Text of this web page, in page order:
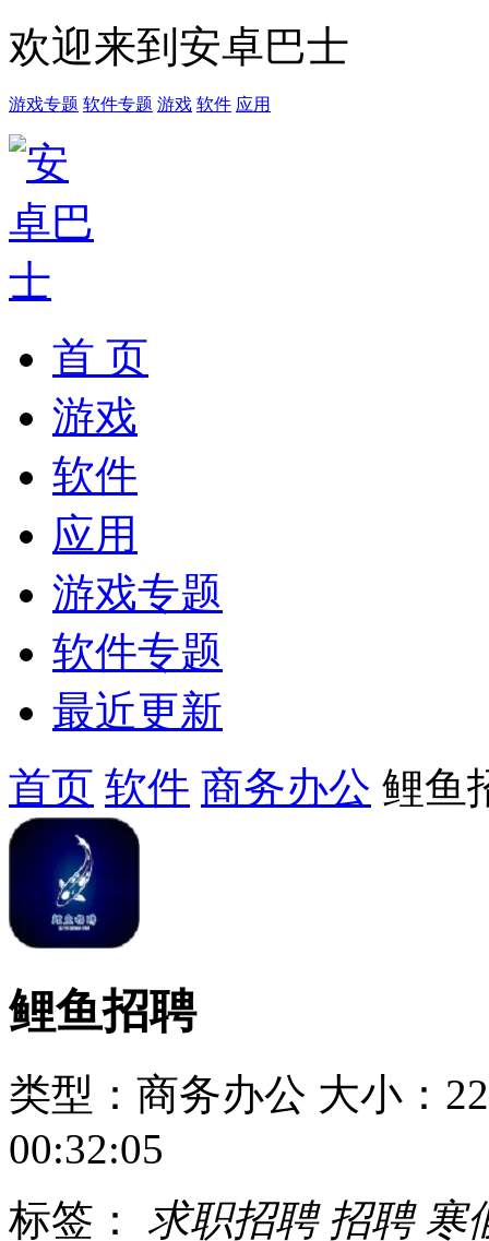
欢迎来到安卓巴士
游戏专题 软件专题 游戏 软件 应用
首 页
游戏
软件
应用
游戏专题
软件专题
最近更新
首页 软件 商务办公 鲤鱼
鲤鱼招聘
类型：商务办公 大小：
00:32:05
标签： 求职招聘 招聘 寒